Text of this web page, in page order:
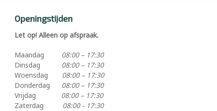
Openingstijden
Let op! Alleen op afspraak.
Maandag
08:00 – 17:30
Dinsdag
08:00 – 17:30
Woensdag
08:00 – 17:30
Donderdag
08:00 – 17:30
Vrijdag
08:00 – 17:30
Zaterdag
08:00 - 17:30